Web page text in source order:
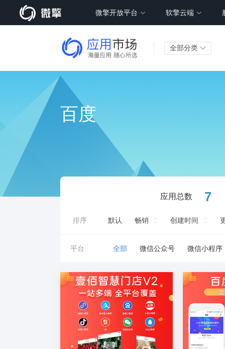
微擎开放平台 软擎云端
全部分类
百度
应用总数 7
排序 默认 畅销 创建时间
平台 全部 微信公众号 微信小程序